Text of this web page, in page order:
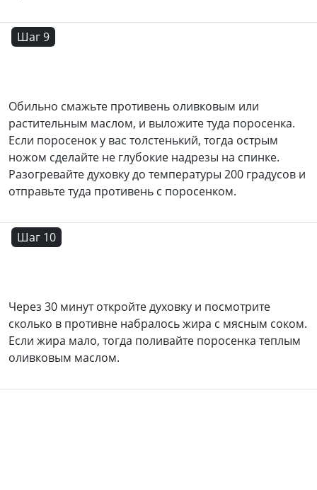
Шаг 9
Обильно смажьте противень оливковым или
растительным маслом, и выложите туда поросенка.
Если поросенок у вас толстенький, тогда острым
ножом сделайте не глубокие надрезы на спинке.
Разогревайте духовку до температуры 200 градусов и
отправьте туда противень с поросенком.
Шаг 10
Через 30 минут откройте духовку и посмотрите
сколько в противне набралось жира с мясным соком.
Если жира мало, тогда поливайте поросенка теплым
оливковым маслом.